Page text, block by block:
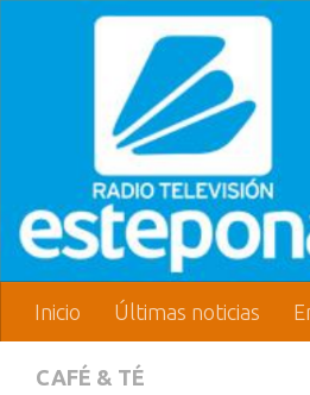
Inicio Últimas noticias
CAFÉ & TÉ